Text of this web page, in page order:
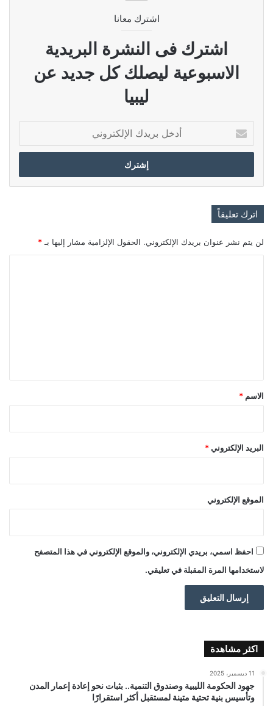
اشترك معانا
اشترك فى النشرة البريدية
الاسبوعية ليصلك كل جديد عن
ليبيا
بريدك
الإلكتروني
اترك تعليقاً
لن يتم نشر عنوان بريدك الإلكتروني. الحقول الإلزامية مشار إليها بـ *
*
الاسم *
البريد الإلكتروني *
الموقع الإلكتروني
احفظ اسمي، بريدي الإلكتروني، والموقع الإلكتروني في هذا المتصفح
لاستخدامها المرة المقبلة في تعليقي.
اكثر مشاهدة
11 ديسمبر، 2025
جهود الحكومة الليبية وصندوق التنمية.. بثبات نحو إعادة إعمار المدن
وتأسيس بنية تحتية متينة لمستقبل أكثر استقرارًا